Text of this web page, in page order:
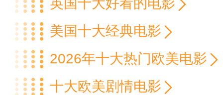
英国十大好看的电影
美国十大经典电影
2026年十大热门欧美电影
十大欧美剧情电影